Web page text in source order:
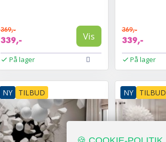
369,-
339,- Vis
På lager
369,-
339,-
På lager
NY TILBUD NY TILBUD